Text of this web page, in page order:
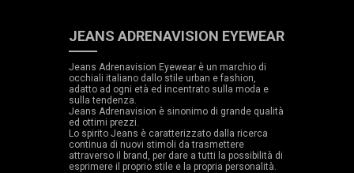
JEANS ADRENAVISION EYEWEAR
Jeans Adrenavision Eyewear è un marchio di
occhiali italiano dallo stile urban e fashion,
adatto ad ogni età ed incentrato sulla moda e
sulla tendenza.
Jeans Adrenavision è sinonimo di grande qualità
ed ottimi prezzi.
Lo spirito Jeans è caratterizzato dalla ricerca
continua di nuovi stimoli da trasmettere
attraverso il brand, per dare a tutti la possibilità di
esprimere il proprio stile e la propria personalità.